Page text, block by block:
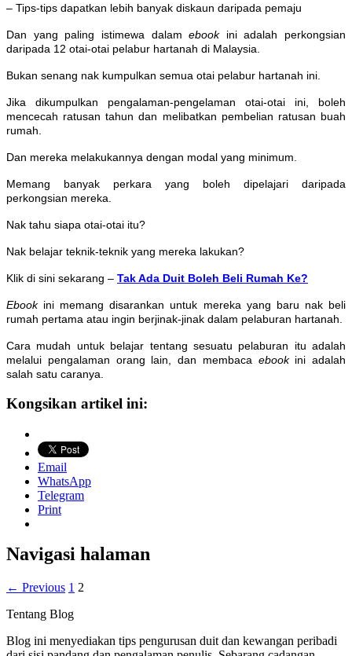
– Tips-tips dapatkan lebih banyak diskaun daripada pemaju
Dan yang paling istimewa dalamebookini adalah perkongsian
daripada 12 otai-otai pelabur hartanah di Malaysia.
Bukan senang nak kumpulkan semua otai pelabur hartanah ini.
Jika dikumpulkan pengalaman-pengelaman otai-otai ini, boleh
mencecah ratusan tahun dan melibatkan pembelian ratusan buah
rumah.
Dan mereka melakukannya dengan modal yang minimum.
Memang banyak perkara yang boleh dipelajari daripada
perkongsian mereka.
Nak tahu siapa otai-otai itu?
Nak belajar teknik-teknik yang mereka lakukan?
Klik di sini sekarang – Tak Ada Duit Boleh Beli Rumah Ke?
Ebookini memang disarankan untuk mereka yang baru nak beli
rumah pertama atau ingin berjinak-jinak dalam pelaburan hartanah.
Cara mudah untuk belajar tentang sesuatu pelaburan itu adalah
melalui pengalaman orang lain, dan membaca ebookini adalah
salah satu caranya.
Kongsikan artikel ini:
Email
WhatsApp
Telegram
Print
Navigasi halaman
← Previous 1 2
Tentang Blog
Blog ini menyediakan tips pengurusan duit dan kewangan peribadi